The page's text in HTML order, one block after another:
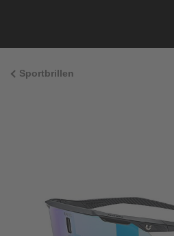
Sportbrillen